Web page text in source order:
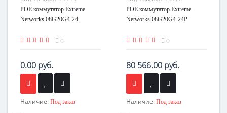
POE коммутатор Extreme
Networks 08G20G4-24
0
0.00 руб.
Наличие: Под заказ
POE коммутатор Extreme
Networks 08G20G4-24P
0
80 566.00 руб.
Наличие: Под заказ